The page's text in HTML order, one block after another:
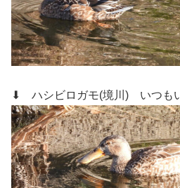
⬇ ハシビロガモ(境川) いつも